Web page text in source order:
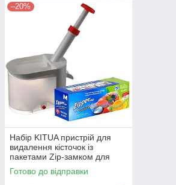
–20%
Набір KITUA пристрій для
видалення кісточок із
пакетами Zip-замком для
зберігання продуктів 20 х 18
см
Готово до відправки